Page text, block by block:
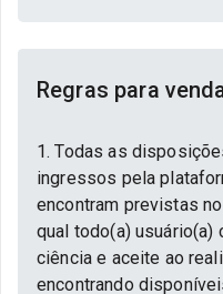
Regras para
1. Todas as
ingressos pela
encontram previstas
qual todo(a) usuário(a)
ciência e aceite ao
encontrando